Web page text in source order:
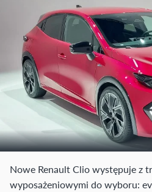
Nowe Renault Clio występuje z
wyposażeniowymi do wyboru: